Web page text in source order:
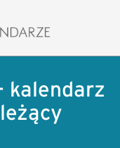
kalendarz